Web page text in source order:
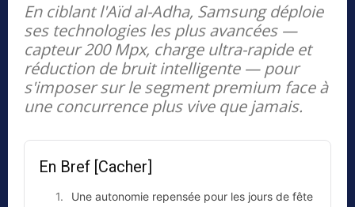
En ciblant l'Aïd al-Adha, Samsung déploie
ses technologies les plus avancées —
capteur 200 Mpx, charge ultra-rapide et
réduction de bruit intelligente — pour
s'imposer sur le segment premium face à
une concurrence plus vive que jamais.
En Bref [Cacher]
Une autonomie repensée pour les jours de fête